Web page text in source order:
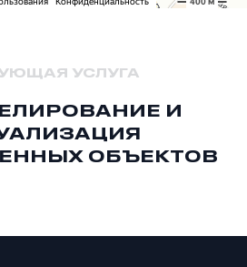
УСЛУГА
И
ОБЪЕКТОВ